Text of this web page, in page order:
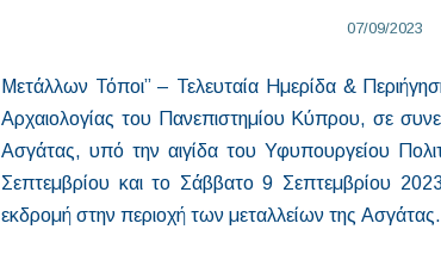
07/09/2023
Μετάλλων Τόποι” – Τελευταία Ημερίδα &
Αρχαιολογίας του Πανεπιστημίου Κύπρου, σε
Ασγάτας, υπό την αιγίδα του Υφυπουργείου
Σεπτεμβρίου και το Σάββατο 9 Σεπτεμβρίου
εκδρομή στην περιοχή των μεταλλείων της